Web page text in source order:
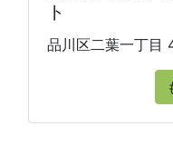
ト
品川区二葉一丁目